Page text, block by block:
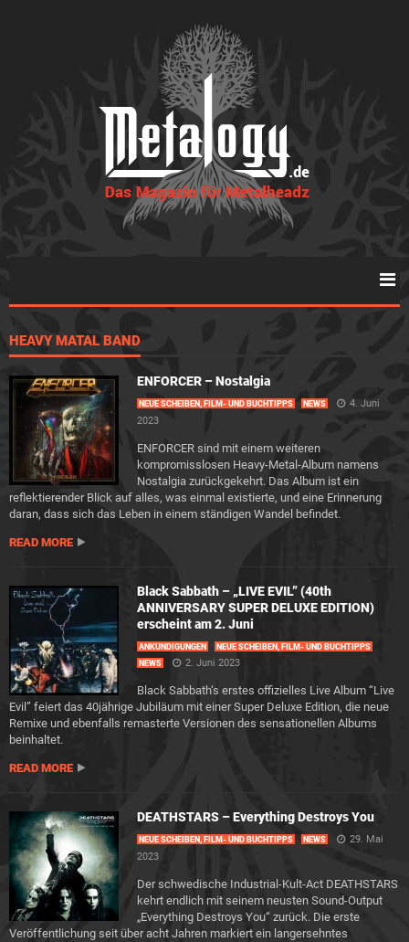
HEAVY MATAL BAND
ENFORCER – Nostalgia
NEUE SCHEIBEN, FILM- UND BUCHTIPPS NEWS
4. Juni
2023
ENFORCER sind mit einem weiteren
kompromisslosen Heavy-Metal-Album namens
Nostalgia zurückgekehrt. Das Album ist ein
reflektierender Blick auf alles, was einmal existierte, und eine Erinnerung
daran, dass sich das Leben in einem ständigen Wandel befindet.
READ MORE
Black Sabbath – „LIVE EVIL” (40th
ANNIVERSARY SUPER DELUXE EDITION)
erscheint am 2. Juni
ANKÜNDIGUNGEN
NEUE SCHEIBEN, FILM- UND BUCHTIPPS
NEWS
2. Juni 2023
Black Sabbath‘s erstes offizielles Live Album “Live
Evil” feiert das 40jährige Jubiläum mit einer Super Deluxe Edition, die neue
Remixe und ebenfalls remasterte Versionen des sensationellen Albums
beinhaltet.
READ MORE
DEATHSTARS – Everything Destroys You
NEUE SCHEIBEN, FILM- UND BUCHTIPPS NEWS
29. Mai
2023
Der schwedische Industrial-Kult-Act DEATHSTARS
kehrt endlich mit seinem neusten Sound-Output
„Everything Destroys You“ zurück. Die erste
Veröffentlichung seit über acht Jahren markiert ein langersehntes